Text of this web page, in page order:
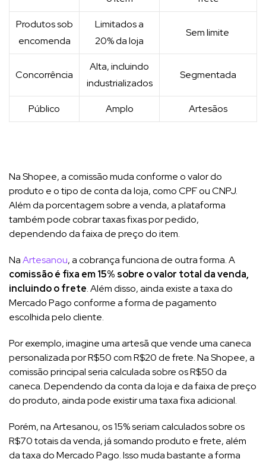
Produtos sob
encomenda
Limitados a
20% da loja
Sem limite
Concorrência
Alta, incluindo
industrializados
Segmentada
Público Amplo Artesãos
Na Shopee, a comissão muda conforme o valor do
produto e o tipo de conta da loja, como CPF ou CNPJ.
Além da porcentagem sobre a venda, a plataforma
também pode cobrar taxas fixas por pedido,
dependendo da faixa de preço do item.
NaArtesanou, a cobrança funciona de outra forma. A
comissão é fixa em 15% sobre o valor total da venda,
incluindo o frete. Além disso, ainda existe a taxa do
Mercado Pago conforme a forma de pagamento
escolhida pelo cliente.
Por exemplo, imagine uma artesã que vende uma caneca
personalizada por R$50 com R$20 de frete. Na Shopee, a
comissão principal seria calculada sobre os R$50 da
caneca. Dependendo da conta da loja e da faixa de preço
do produto, ainda pode existir uma taxa fixa adicional.
Porém, na Artesanou, os 15% seriam calculados sobre os
R$70 totais da venda, já somando produto e frete, além
da taxa do Mercado Pago. Isso muda bastante a forma